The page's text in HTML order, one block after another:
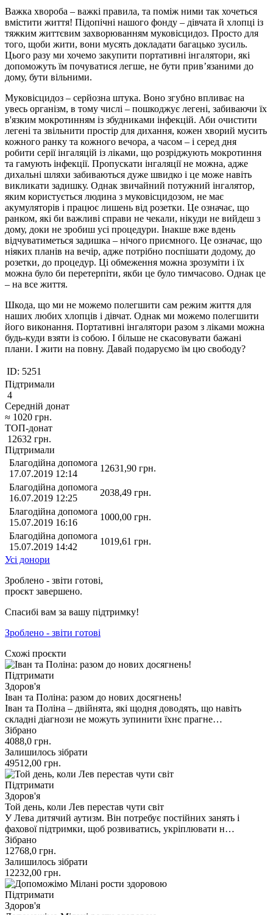
Важка хвороба – важкі правила, та поміж ними так хочеться
вмістити життя! Підопічні нашого фонду – дівчата й хлопці із
тяжким життєвим захворюванням муковісцидоз. Просто для
того, щоби жити, вони мусять докладати багацько зусиль.
Цього разу ми хочемо закупити портативні інгалятори, які
допоможуть їм почуватися легше, не бути прив’язаними до
дому, бути вільними.
Муковісцидоз – серйозна штука. Воно згубно впливає на
увесь організм, в тому числі – пошкоджує легені, забиваючи їх
в'язким мокротинням із збудниками інфекцій. Аби очистити
легені та звільнити простір для дихання, кожен хворий мусить
кожного ранку та кожного вечора, а часом – і серед дня
робити серії інгаляцій із ліками, що розріджують мокротиння
та гамують інфекції. Пропускати інгаляції не можна, адже
дихальні шляхи забиваються дуже швидко і це може навіть
викликати задишку. Однак звичайний потужний інгалятор,
яким користується людина з муковісцидозом, не має
акумуляторів і працює лишень від розетки. Це означає, що
ранком, які би важливі справи не чекали, нікуди не вийдеш з
дому, доки не зробиш усі процедури. Інакше вже вдень
відчуватиметься задишка – нічого приємного. Це означає, що
ніяких планів на вечір, адже потрібно поспішати додому, до
розетки, до процедур. Ці обмеження можна зрозуміти і їх
можна було би перетерпіти, якби це було тимчасово. Однак це
– на все життя.
Шкода, що ми не можемо полегшити сам режим життя для
наших любих хлопців і дівчат. Однак ми можемо полегшити
його виконання. Портативні інгалятори разом з ліками можна
будь-куди взяти із собою. І більше не скасовувати бажані
плани. І жити на повну. Давай подаруємо їм цю свободу?
ID: 5251
Підтримали
4
Середній донат
≈ 1020 грн.
ТОП-донат
12632 грн.
Підтримали
Благодійна допомога
17.07.2019 12:14
12631,90 грн.
Благодійна допомога
16.07.2019 12:25
2038,49 грн.
Благодійна допомога
15.07.2019 16:16
1000,00 грн.
Благодійна допомога
15.07.2019 14:42
1019,61 грн.
Усі донори
Зроблено - звіти готові,
проєкт завершено.
Спасибі вам за вашу підтримку!
Зроблено - звіти готові
Схожі проєкти
Підтримати
Здоров'я
Іван та Поліна: разом до нових досягнень!
Іван та Поліна – двійнята, які щодня доводять, що навіть
складні діагнози не можуть зупинити їхнє прагне…
Зібрано
4088,0 грн.
Залишилось зібрати
49512,00 грн.
Підтримати
Здоров'я
Той день, коли Лев перестав чути світ
У Лева дитячий аутизм. Він потребує постійних занять і
фахової підтримки, щоб розвиватись, укріплювати н…
Зібрано
12768,0 грн.
Залишилось зібрати
12232,00 грн.
Підтримати
Здоров'я